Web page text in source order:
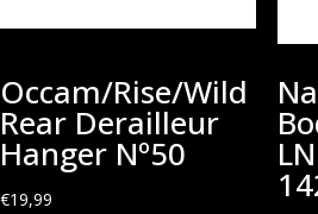
Occam/Rise/Wild
Rear Derailleur
Hanger Nº50
€19,99